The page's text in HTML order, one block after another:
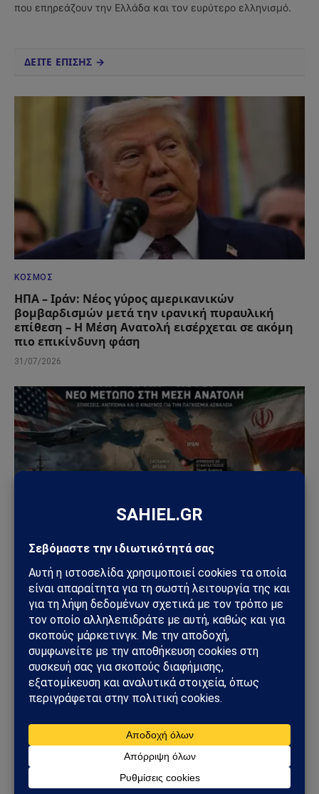
που επηρεάζουν την Ελλάδα και τον ευρύτερο ελληνισμό.
ΔΕΙΤΕ ΕΠΙΣΗΣ →
ΚΌΣΜΟΣ
ΗΠΑ – Ιράν: Νέος γύρος αμερικανικών
βομβαρδισμών μετά την ιρανική πυραυλική
επίθεση – Η Μέση Ανατολή εισέρχεται σε ακόμη
πιο επικίνδυνη φάση
31/07/2026
ΚΌΣΜΟΣ
ΗΠΑ – Ιράν: Οι Χούθι ανοίγουν νέο μέτωπο στη
Μέση Ανατολή – Η Σαουδική Αραβία στο
επίκεντρο των επιθέσεων
25/07/2026